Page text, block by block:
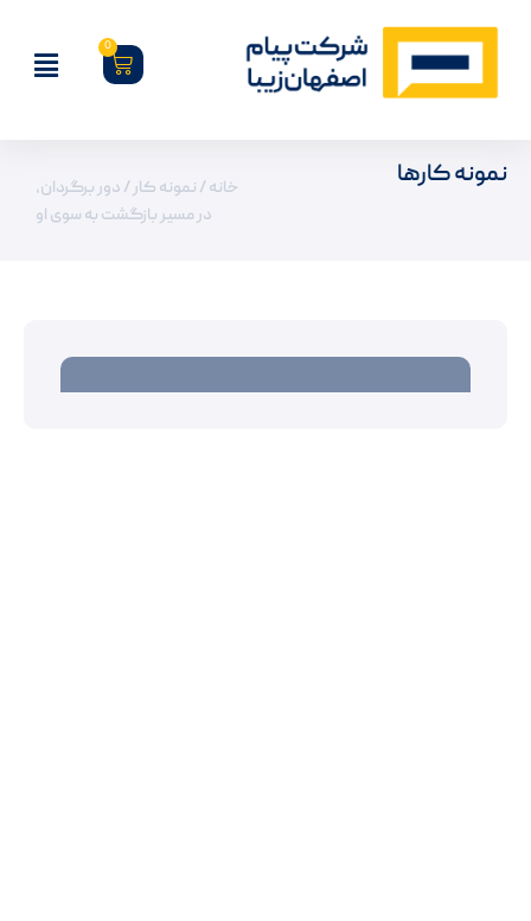
0
نمونه کارها خانه / نمونه کار/ دور برگردان،
در مسیر بازگشت به سوی او